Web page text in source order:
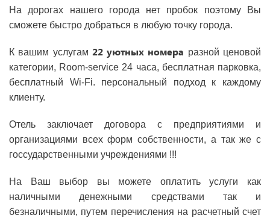
На дорогах нашего города нет пробок поэтому Вы
сможете быстро добраться в любую точку города.
К вашим услугам 22 уютных номера разной ценовой
категории, Room-service 24 часа, бесплатная парковка,
бесплатный Wi-Fi. персональный подход к каждому
клиенту.
Отель заключает договора с предприятиями и
организациями всех форм собственности, а так же с
госсударственными учреждениями !!!
На Ваш выбор вы можете оплатить услуги как
наличными денежными средствами так и
безналичными, путем перечисления на расчетный счет